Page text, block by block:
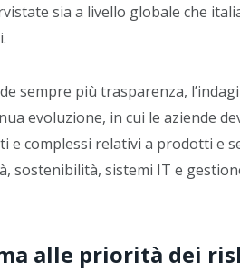
sia a livello globale che
sempre più trasparenza,
evoluzione, in cui le aziende
complessi relativi a prodotti e
sostenibilità, sistemi IT e
alle priorità dei